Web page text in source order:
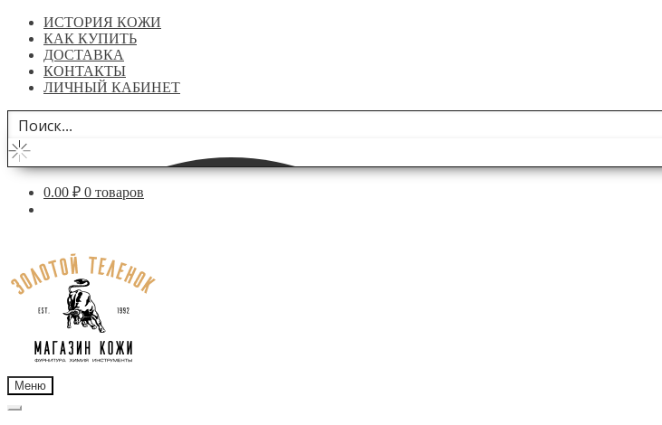
ИСТОРИЯ КОЖИ
КАК КУПИТЬ
ДОСТАВКА
КОНТАКТЫ
ЛИЧНЫЙ КАБИНЕТ
0.00 ₽ 0 товаров
навигации
содержимому
Меню